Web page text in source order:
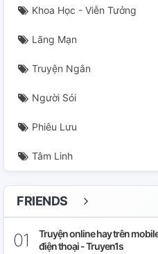
Khoa Học - Viễn Tưởng
Lãng Mạn
Truyện Ngắn
Người Sói
Phiêu Lưu
Tâm Linh
FRIENDS
Truyện online hay trên
điện thoại - Truyen1s